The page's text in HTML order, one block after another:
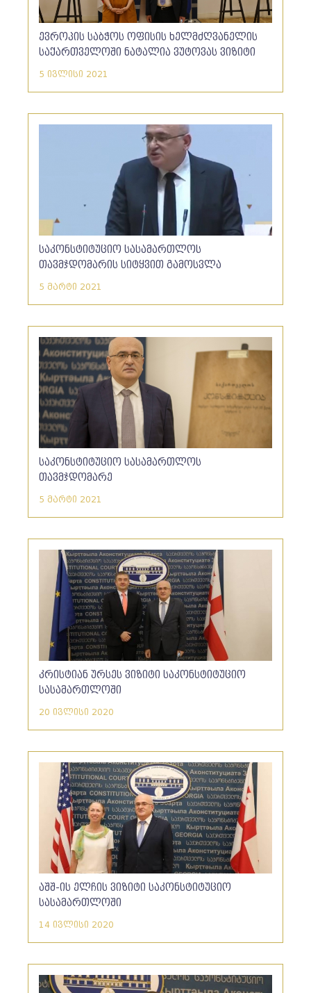
ევროპის საბჭოს ოფისის ხელმძღვანელის
საქართველოში ნატალია ვუტოვას ვიზიტი
5 ივლისი 2021
საკონსტიტუციო სასამართლოს
თავმჯდომარის სიტყვით გამოსვლა
პარლამენტში, პირველი კონსტიტუციის
5 მარტი 2021
საკონსტიტუციო სასამართლოს
თავმჯდომარე
5 მარტი 2021
კრისტიან ურსეს ვიზიტი საკონსტიტუციო
სასამართლოში
20 ივლისი 2020
აშშ-ის ელჩის ვიზიტი საკონსტიტუციო
სასამართლოში
14 ივლისი 2020